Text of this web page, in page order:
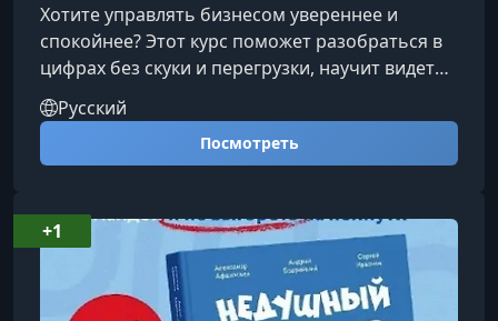
Хотите управлять бизнесом увереннее и
спокойнее? Этот курс поможет разобраться в
цифрах без скуки и перегрузки, научит видеть
финансы как инструмент роста, а не источник
стресса.О чем этот курсБольшинство молодых
компаний закрываются из‑за того, что
предприниматели недооценивают важность
практические знания и реальные кейсы, чтобы
вы смогли выстроить стабильный и
управляемый бизнес на основе цифр — без
паники
Русский
Посмотреть
+1